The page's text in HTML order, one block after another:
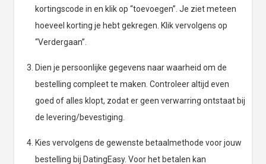
kortingscode in en klik op “toevoegen”. Je ziet meteen
hoeveel korting je hebt gekregen. Klik vervolgens op
“Verdergaan”.
Dien je persoonlijke gegevens naar waarheid om de
bestelling compleet te maken. Controleer altijd even
goed of alles klopt, zodat er geen verwarring ontstaat bij
de levering/bevestiging.
Kies vervolgens de gewenste betaalmethode voor jouw
bestelling bij DatingEasy. Voor het betalen kan